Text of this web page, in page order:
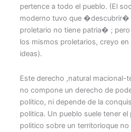
pertence a todo el pueblo. (El
moderno tuvo que
proletario no tiene patria� ;
los mismos proletarios, creyo en
ideas).
Este derecho ,natural macional-
no compone un derecho de
politico, ni depende de la
politica. Un pueblo suele tener el
politico sobre un territorioque no